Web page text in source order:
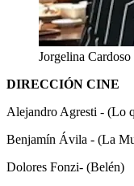
Jorgelina
DIRECCIÓN CINE
Alejandro Agresti - (Lo
Benjamín Ávila - (La
Dolores Fonzi- (Belén)